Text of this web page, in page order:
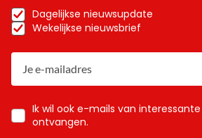
Dagelijkse nieuwsupdate
Wekelijkse nieuwsbrief
Ik wil ook e-mails van
ontvangen.